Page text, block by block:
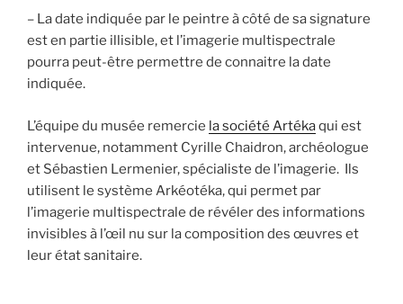
– La date indiquée par le peintre à côté de sa signature
est en partie illisible, et l’imagerie multispectrale
pourra peut-être permettre de connaitre la date
indiquée.
L’équipe du musée remercie la société Artékaqui est
intervenue, notamment Cyrille Chaidron, archéologue
et Sébastien Lermenier, spécialiste de l’imagerie. Ils
utilisent le système Arkéotéka, qui permet par
l’imagerie multispectrale de révéler des informations
invisibles à l’œil nu sur la composition des œuvres et
leur état sanitaire.